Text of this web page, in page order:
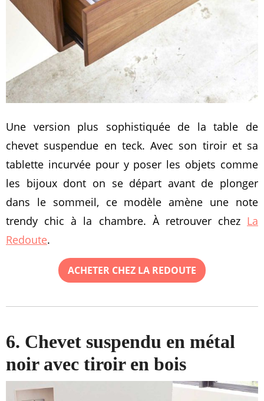
Une version plus sophistiquée de la table de
chevet suspendue en teck. Avec son tiroir et sa
tablette incurvée pour y poser les objets comme
les bijoux dont on se départ avant de plonger
dans le sommeil, ce modèle amène une note
trendy chic à la chambre. À retrouver chez La
Redoute.
ACHETER CHEZ LA REDOUTE
6. Chevet suspendu en métal
noir avec tiroir en bois